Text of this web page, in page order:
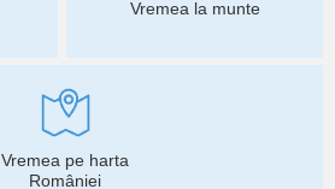
Vremea la munte
Vremea pe harta
României